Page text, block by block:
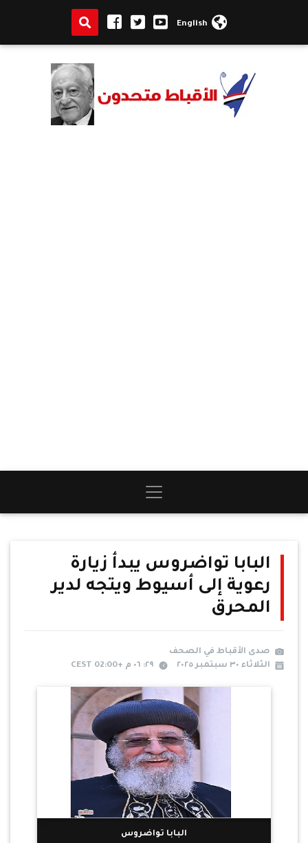
English
البابا تواضروس يبدأ زيارة
رعوية إلى أسيوط ويتجه لدير
المحرق
صدى الأقباط في الصحف
الثلاثاء ٣٠ سبتمبر ٢٠٢٥
٢٩: ٠٦ م +02:00 CEST
البابا تواضروس